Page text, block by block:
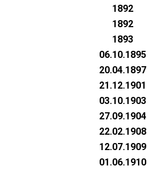
1892
1892
1893
06.10.1895
20.04.1897
21.12.1901
03.10.1903
27.09.1904
22.02.1908
12.07.1909
01.06.1910